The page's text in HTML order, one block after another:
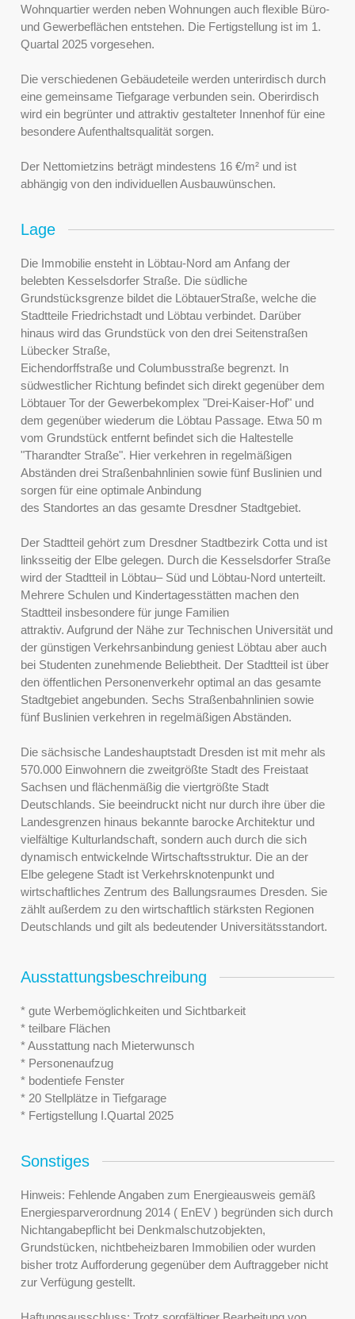
Wohnquartier werden neben Wohnungen auch flexible Büro-
und Gewerbeflächen entstehen. Die Fertigstellung ist im 1.
Quartal 2025 vorgesehen.
Die verschiedenen Gebäudeteile werden unterirdisch durch
eine gemeinsame Tiefgarage verbunden sein. Oberirdisch
wird ein begrünter und attraktiv gestalteter Innenhof für eine
besondere Aufenthaltsqualität sorgen.
Der Nettomietzins beträgt mindestens 16 €/m² und ist
abhängig von den individuellen Ausbauwünschen.
Lage
Die Immobilie ensteht in Löbtau-Nord am Anfang der
belebten Kesselsdorfer Straße. Die südliche
Grundstücksgrenze bildet die LöbtauerStraße, welche die
Stadtteile Friedrichstadt und Löbtau verbindet. Darüber
hinaus wird das Grundstück von den drei Seitenstraßen
Lübecker Straße,
Eichendorffstraße und Columbusstraße begrenzt. In
südwestlicher Richtung befindet sich direkt gegenüber dem
Löbtauer Tor der Gewerbekomplex "Drei-Kaiser-Hof" und
dem gegenüber wiederum die Löbtau Passage. Etwa 50 m
vom Grundstück entfernt befindet sich die Haltestelle
"Tharandter Straße". Hier verkehren in regelmäßigen
Abständen drei Straßenbahnlinien sowie fünf Buslinien und
sorgen für eine optimale Anbindung
des Standortes an das gesamte Dresdner Stadtgebiet.
Der Stadtteil gehört zum Dresdner Stadtbezirk Cotta und ist
linksseitig der Elbe gelegen. Durch die Kesselsdorfer Straße
wird der Stadtteil in Löbtau– Süd und Löbtau-Nord unterteilt.
Mehrere Schulen und Kindertagesstätten machen den
Stadtteil insbesondere für junge Familien
attraktiv. Aufgrund der Nähe zur Technischen Universität und
der günstigen Verkehrsanbindung geniest Löbtau aber auch
bei Studenten zunehmende Beliebtheit. Der Stadtteil ist über
den öffentlichen Personenverkehr optimal an das gesamte
Stadtgebiet angebunden. Sechs Straßenbahnlinien sowie
fünf Buslinien verkehren in regelmäßigen Abständen.
Die sächsische Landeshauptstadt Dresden ist mit mehr als
570.000 Einwohnern die zweitgrößte Stadt des Freistaat
Sachsen und flächenmäßig die viertgrößte Stadt
Deutschlands. Sie beeindruckt nicht nur durch ihre über die
Landesgrenzen hinaus bekannte barocke Architektur und
vielfältige Kulturlandschaft, sondern auch durch die sich
dynamisch entwickelnde Wirtschaftsstruktur. Die an der
Elbe gelegene Stadt ist Verkehrsknotenpunkt und
wirtschaftliches Zentrum des Ballungsraumes Dresden. Sie
zählt außerdem zu den wirtschaftlich stärksten Regionen
Deutschlands und gilt als bedeutender Universitätsstandort.
Ausstattungsbeschreibung
* gute Werbemöglichkeiten und Sichtbarkeit
* teilbare Flächen
* Ausstattung nach Mieterwunsch
* Personenaufzug
* bodentiefe Fenster
* 20 Stellplätze in Tiefgarage
* Fertigstellung I.Quartal 2025
Sonstiges
Hinweis: Fehlende Angaben zum Energieausweis gemäß
Energiesparverordnung 2014 ( EnEV ) begründen sich durch
Nichtangabepflicht bei Denkmalschutzobjekten,
Grundstücken, nichtbeheizbaren Immobilien oder wurden
bisher trotz Aufforderung gegenüber dem Auftraggeber nicht
zur Verfügung gestellt.